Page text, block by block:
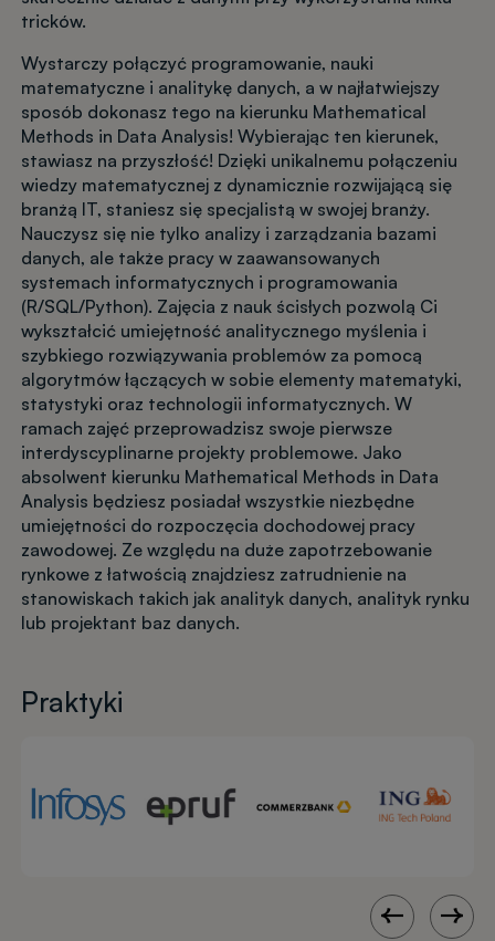
tricków.
Wystarczy połączyć programowanie, nauki
matematyczne i analitykę danych, a w najłatwiejszy
sposób dokonasz tego na kierunku Mathematical
Methods in Data Analysis! Wybierając ten kierunek,
stawiasz na przyszłość! Dzięki unikalnemu połączeniu
wiedzy matematycznej z dynamicznie rozwijającą się
branżą IT, staniesz się specjalistą w swojej branży.
Nauczysz się nie tylko analizy i zarządzania bazami
danych, ale także pracy w zaawansowanych
systemach informatycznych i programowania
(R/SQL/Python). Zajęcia z nauk ścisłych pozwolą Ci
wykształcić umiejętność analitycznego myślenia i
szybkiego rozwiązywania problemów za pomocą
algorytmów łączących w sobie elementy matematyki,
statystyki oraz technologii informatycznych. W
ramach zajęć przeprowadzisz swoje pierwsze
interdyscyplinarne projekty problemowe. Jako
absolwent kierunku Mathematical Methods in Data
Analysis będziesz posiadał wszystkie niezbędne
umiejętności do rozpoczęcia dochodowej pracy
zawodowej. Ze względu na duże zapotrzebowanie
rynkowe z łatwością znajdziesz zatrudnienie na
stanowiskach takich jak analityk danych, analityk rynku
lub projektant baz danych.
Praktyki